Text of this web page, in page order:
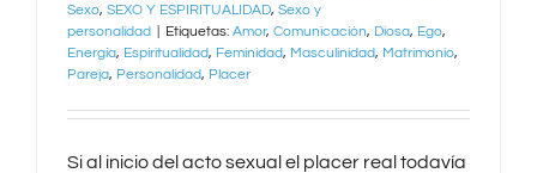
Sexo, SEXO Y ESPIRITUALIDAD, Sexo y
personalidad
Etiquetas: Amor, Comunicación, Diosa, Ego,
Energía, Espiritualidad, Feminidad, Masculinidad, Matrimonio,
Pareja, Personalidad, Placer
Si al inicio del acto sexual el placer real todavía